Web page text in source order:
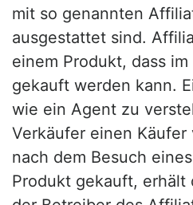
mit so genannten
ausgestattet sind.
einem Produkt, dass
gekauft werden kann.
wie ein Agent zu
Verkäufer einen
nach dem Besuch
Produkt gekauft, erhält